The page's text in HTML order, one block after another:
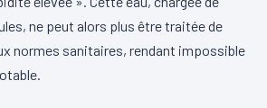
ne peut alors plus être traitée de
normes sanitaires, rendant impossible